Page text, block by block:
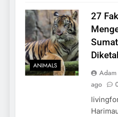
ANIMALS
27
ago